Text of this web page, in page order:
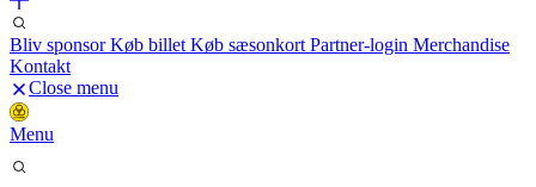
Bliv sponsorKøb billet Køb sæsonkort Partner-login Merchandise
Kontakt
Close menu
Menu